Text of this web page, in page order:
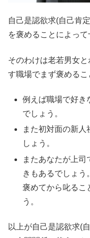
自己是認欲求(自己肯
を褒めることによって
そのわけは老若男女
す職場でまず褒めるこ
例えば職場で好き
でしょう。
また初対面の新
しょう。
またあなたが上司
きもあるでしょう
褒めてから叱るこ
う。
以上が自己是認欲求(